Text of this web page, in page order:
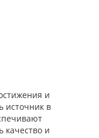
и
источник в
качество и